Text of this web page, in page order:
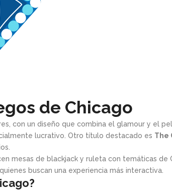
de Chicago
con un diseño que combina el glamour y el
lucrativo. Otro título destacado es The
mesas de blackjack y ruleta con temáticas
buscan una experiencia más interactiva.